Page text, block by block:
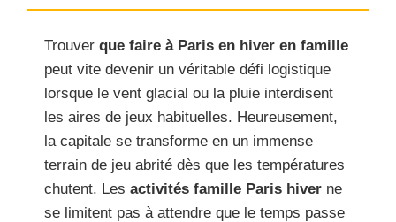
Trouver que faire à Paris en hiver en famille
peut vite devenir un véritable défi logistique
lorsque le vent glacial ou la pluie interdisent
les aires de jeux habituelles. Heureusement,
la capitale se transforme en un immense
terrain de jeu abrité dès que les températures
chutent. Les activités famille Paris hiver ne
se limitent pas à attendre que le temps passe